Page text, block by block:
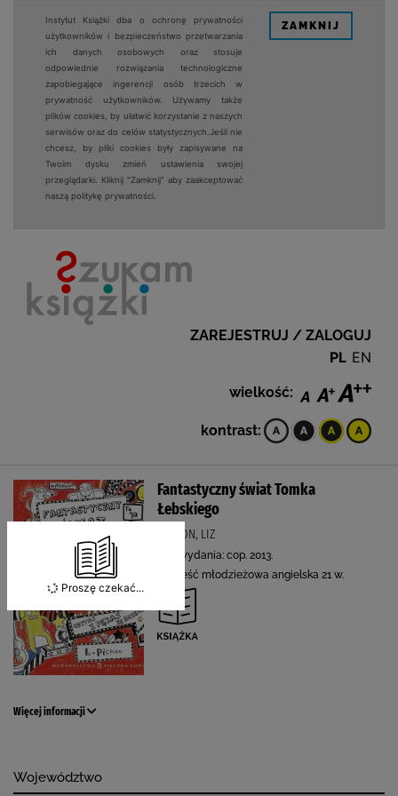
Instytut Książki dba o ochronę prywatności
użytkowników i bezpieczeństwo przetwarzania
ich danych osobowych oraz stosuje
odpowiednie rozwiązania technologiczne
zapobiegające ingerencji osób trzecich w
prywatność użytkowników. Używamy także
plików cookies, by ułatwić korzystanie z naszych
serwisów oraz do celów statystycznych.Jeśli nie
chcesz, by pliki cookies były zapisywane na
Twoim dysku zmień ustawienia swojej
przeglądarki. Kliknij "Zamknij" aby zaakceptować
naszą politykę prywatności.
ZAMKNIJ
ZAREJESTRUJ / ZALOGUJ
PL EN
wielkość:
kontrast:
Fantastyczny świat Tomka
Łebskiego
PICHON, LIZ
Rok wydania: cop. 2013.
Powieść młodzieżowa angielska 21 w.
Więcej informacji
Województwo
Proszę czekać...